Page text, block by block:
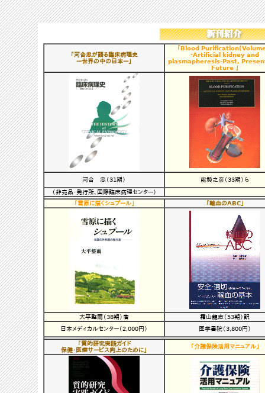
「河合忠が語る臨床病理史
ー世界の中の日本ー」
「Blood
-Artificial kidney and
plasmapheresis-Past,
Future 」
河合 忠（31期）
能勢之彦（33期）ら
（非売品・発行所、国際臨床病理センター）
「雪原に描くシュプール」 「輸血のABC」
大平整爾（38期）著
霜山龍志（53期）訳
日本メディカルセンター（2,000円）
医学書院（3,800円）
「質的研究実践ガイド
保健・医療サービス向上のために 」
「介護保険活用マニュアル」